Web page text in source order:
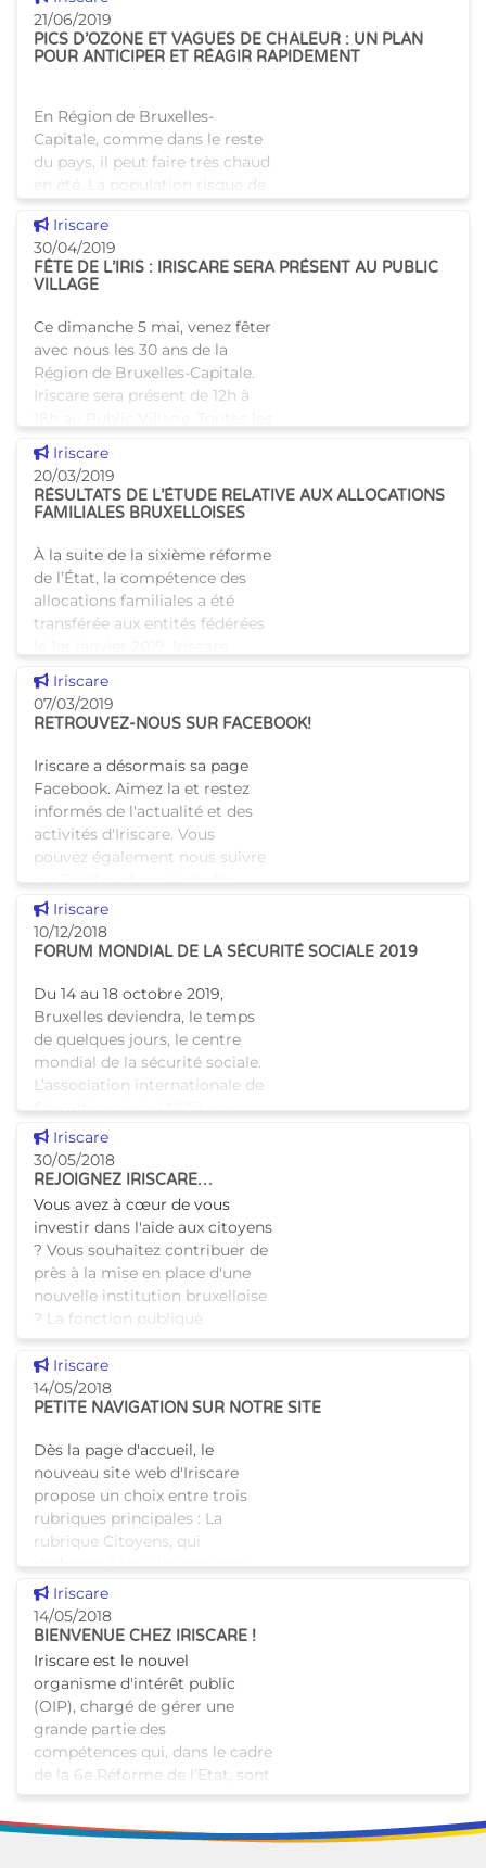
en matière de sécurité
21/06/2019
PICS D’OZONE ET VAGUES DE CHALEUR : UN PLAN
POUR ANTICIPER ET RÉAGIR RAPIDEMENT
En Région de Bruxelles-
Capitale, comme dans le reste
du pays, il peut faire très chaud
en été. La population risque de
d'épisodes de fortes chaleurs
accompagnés de pic
Voir cette news
Iriscare
30/04/2019
FÊTE DE L’IRIS : IRISCARE SERA PRÉSENT AU PUBLIC
VILLAGE
Ce dimanche 5 mai, venez fêter
avec nous les 30 ans de la
Région de Bruxelles-Capitale.
Iriscare sera présent de 12h à
institutions publiques
bruxelloises y seron
Voir cette news
Iriscare
20/03/2019
RÉSULTATS DE L’ÉTUDE RELATIVE AUX ALLOCATIONS
FAMILIALES BRUXELLOISES
À la suite de la sixième réforme
de l’État, la compétence des
allocations familiales a été
transférée aux entités fédérées
reprend intégralement la
gestio
Voir cette news
Iriscare
07/03/2019
RETROUVEZ-NOUS SUR FACEBOOK!
Iriscare a désormais sa page
Facebook. Aimez la et restez
informés de l'actualité et des
activités d'Iriscare. Vous
pouvez également nous suivre
sur Twitter et sur LinkedIn
Voir cette news
Iriscare
10/12/2018
FORUM MONDIAL DE LA SÉCURITÉ SOCIALE 2019
Du 14 au 18 octobre 2019,
Bruxelles deviendra, le temps
de quelques jours, le centre
mondial de la sécurité sociale.
L’association internationale de
Sécurité sociale (AISS) a en
effet désigné
Voir cette news
Iriscare
30/05/2018
REJOIGNEZ IRISCARE…
Vous avez à cœur de vous
investir dans l'aide aux citoyens
? Vous souhaitez contribuer de
près à la mise en place d'une
nouvelle institution bruxelloise
? La fonction publique
correspond à votr
Voir cette news
Iriscare
14/05/2018
PETITE NAVIGATION SUR NOTRE SITE
Dès la page d'accueil, le
nouveau site web d'Iriscare
propose un choix entre trois
rubriques principales : La
rubrique Citoyens, qui
s'adresse à tous les citoyens
domiciliés en Région de Bruxel
Voir cette news
Iriscare
14/05/2018
BIENVENUE CHEZ IRISCARE !
Iriscare est le nouvel
organisme d'intérêt public
(OIP), chargé de gérer une
grande partie des
compétences qui, dans le cadre
de la 6e Réforme de l'Etat, sont
transférées à la Commission
comm